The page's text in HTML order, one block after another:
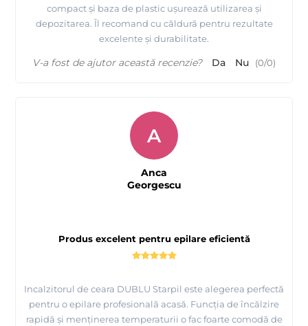
compact și baza de plastic ușurează utilizarea și
depozitarea. Îl recomand cu căldură pentru rezultate
excelente și durabilitate.
V-a fost de ajutor această recenzie? Da Nu (0/0)
Produs excelent pentru epilare eficientă
Incalzitorul de ceara DUBLU Starpil este alegerea perfectă
pentru o epilare profesională acasă. Funcția de încălzire
rapidă și menținerea temperaturii o fac foarte comodă de
A
Anca
Georgescu